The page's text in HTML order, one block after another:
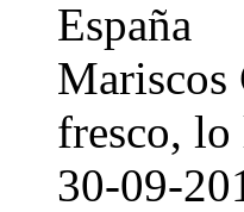
España
Mariscos
fresco, lo
30-09-